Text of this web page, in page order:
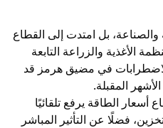
بل امتدت إلى القطاع
الأغذية والزراعة التابعة
في مضيق هرمز قد
المقبلة.
أسعار الطاقة يرفع تلقائيًا
فضلًا عن التأثير المباشر